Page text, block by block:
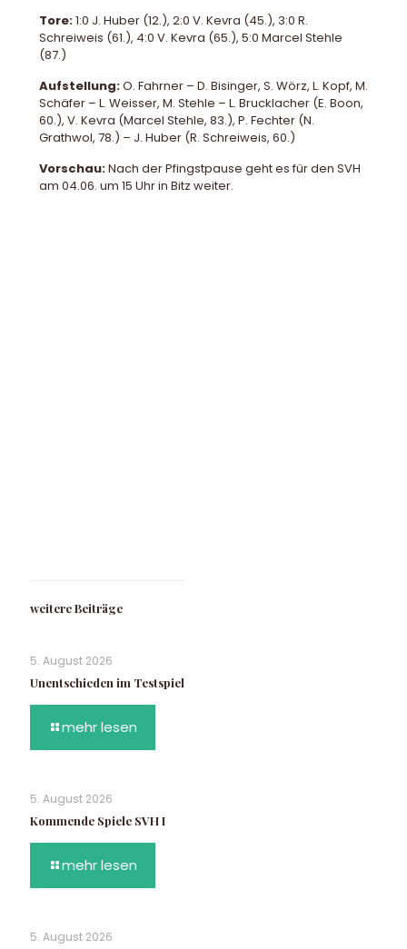
Tore:1:0 J. Huber (12.), 2:0 V. Kevra (45.), 3:0 R.
Schreiweis (61.), 4:0 V. Kevra (65.), 5:0 Marcel Stehle
(87.)
Aufstellung:O. Fahrner – D. Bisinger, S. Wörz, L. Kopf, M.
Schäfer – L. Weisser, M. Stehle – L. Brucklacher (E. Boon,
60.), V. Kevra (Marcel Stehle, 83.), P. Fechter (N.
Grathwol, 78.) – J. Huber (R. Schreiweis, 60.)
Vorschau:Nach der Pfingstpause geht es für den SVH
am 04.06. um 15 Uhr in Bitz weiter.
weitere Beiträge
5. August 2026
Unentschieden im Testspiel
mehr lesen
5. August 2026
Kommende Spiele SVH I
mehr lesen
5. August 2026